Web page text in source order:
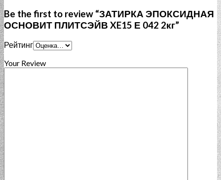
Be the first to review “ЗАТИРКА ЭПОКСИДНАЯ
ОСНОВИТ ПЛИТСЭЙВ XE15 Е 042 2кг”
Рейтинг
Your Review